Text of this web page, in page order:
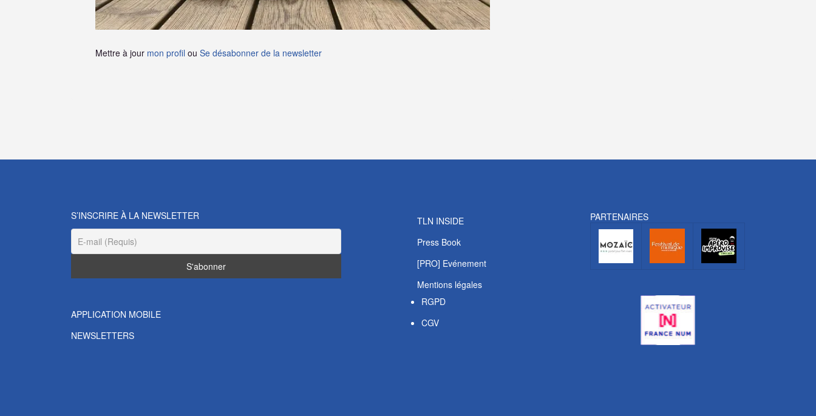
Mettre à jour mon profil ou Se désabonner de la newsletter
S’INSCRIRE À LA NEWSLETTER
APPLICATION MOBILE
NEWSLETTERS
TLN INSIDE
Press Book
[PRO] Evénement
Mentions légales
RGPD
CGV
PARTENAIRES